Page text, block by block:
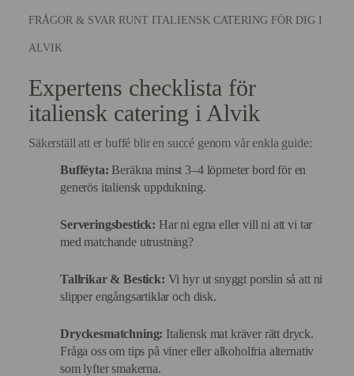
FRÅGOR & SVAR RUNT ITALIENSK CATERING FÖR DIG I
ALVIK
Expertens checklista för
italiensk catering i Alvik
Säkerställ att er buffé blir en succé genom vår enkla guide:
Bufféyta: Beräkna minst 3–4 löpmeter bord för en
generös italiensk uppdukning.
Serveringsbestick: Har ni egna eller vill ni att vi tar
med matchande utrustning?
Tallrikar & Bestick: Vi hyr ut snyggt porslin så att ni
slipper engångsartiklar och disk.
Dryckesmatchning: Italiensk mat kräver rätt dryck.
Fråga oss om tips på viner eller alkoholfria alternativ
som lyfter smakerna.